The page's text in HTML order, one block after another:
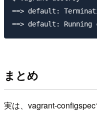
==> default:
まとめ
実は、vagrant-